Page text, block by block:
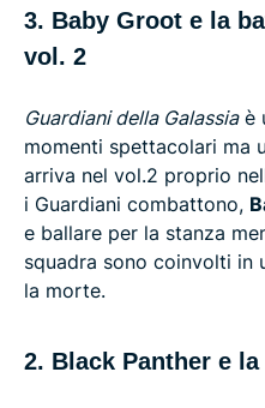
3. Baby Groot e la
vol. 2
Guardiani della Galassiaè
momenti spettacolari ma
arriva nel vol.2 proprio
i Guardiani combattono,
e ballare per la stanza
squadra sono coinvolti in
la morte.
2. Black Panther e